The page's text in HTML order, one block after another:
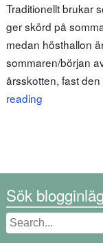
Traditionellt brukar
ger skörd på
medan hösthallon
sommaren/början
årsskotten, fast
reading
Sök